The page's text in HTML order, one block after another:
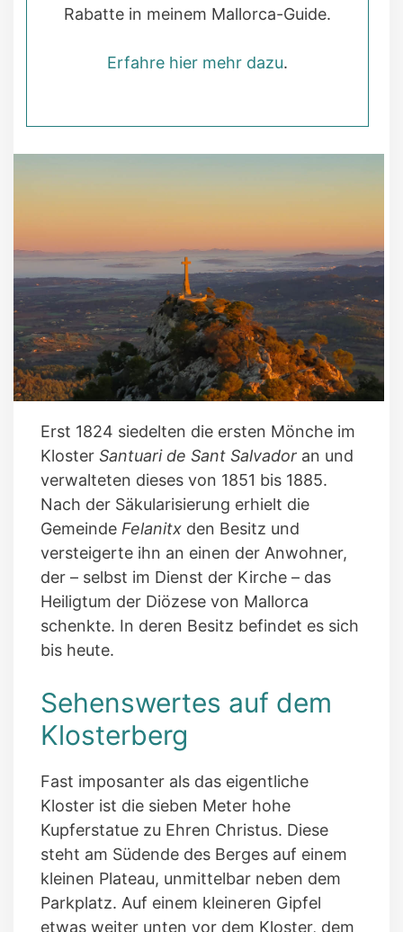
Rabatte in meinem Mallorca-Guide.
Erfahre hier mehr dazu.
Erst 1824 siedelten die ersten Mönche im
Kloster Santuari de Sant Salvador an und
verwalteten dieses von 1851 bis 1885.
Nach der Säkularisierung erhielt die
Gemeinde Felanitx den Besitz und
versteigerte ihn an einen der Anwohner,
der – selbst im Dienst der Kirche – das
Heiligtum der Diözese von Mallorca
schenkte. In deren Besitz befindet es sich
bis heute.
Sehenswertes auf dem
Klosterberg
Fast imposanter als das eigentliche
Kloster ist die sieben Meter hohe
Kupferstatue zu Ehren Christus. Diese
steht am Südende des Berges auf einem
kleinen Plateau, unmittelbar neben dem
Parkplatz. Auf einem kleineren Gipfel
etwas weiter unten vor dem Kloster, dem